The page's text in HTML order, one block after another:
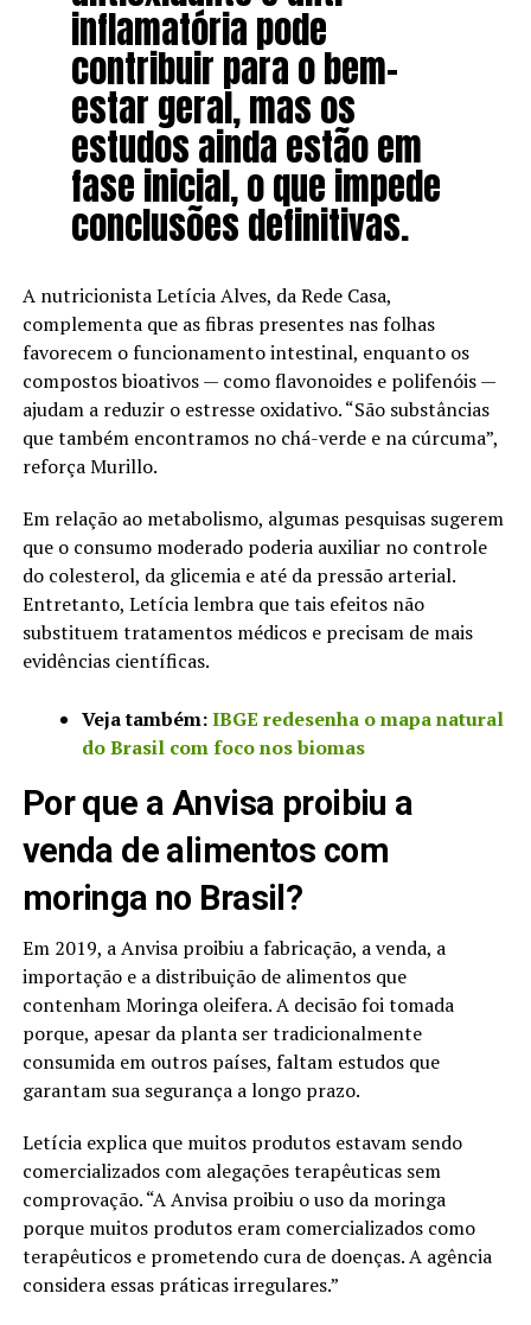
inflamatória pode
contribuir para o bem-
estar geral, mas os
estudos ainda estão em
fase inicial, o que impede
conclusões definitivas.
A nutricionista Letícia Alves, da Rede Casa,
complementa que as fibras presentes nas folhas
favorecem o funcionamento intestinal, enquanto os
compostos bioativos — como flavonoides e polifenóis —
ajudam a reduzir o estresse oxidativo. “São substâncias
que também encontramos no chá-verde e na cúrcuma”,
reforça Murillo.
Em relação ao metabolismo, algumas pesquisas sugerem
que o consumo moderado poderia auxiliar no controle
do colesterol, da glicemia e até da pressão arterial.
Entretanto, Letícia lembra que tais efeitos não
substituem tratamentos médicos e precisam de mais
evidências científicas.
Veja também:IBGE redesenha o mapa natural
do Brasil com foco nos biomas
Por que a Anvisa proibiu a
venda de alimentos com
moringa no Brasil?
Em 2019, a Anvisa proibiu a fabricação, a venda, a
importação e a distribuição de alimentos que
contenham Moringa oleifera. A decisão foi tomada
porque, apesar da planta ser tradicionalmente
consumida em outros países, faltam estudos que
garantam sua segurança a longo prazo.
Letícia explica que muitos produtos estavam sendo
comercializados com alegações terapêuticas sem
comprovação. “A Anvisa proibiu o uso da moringa
porque muitos produtos eram comercializados como
terapêuticos e prometendo cura de doenças. A agência
considera essas práticas irregulares.”